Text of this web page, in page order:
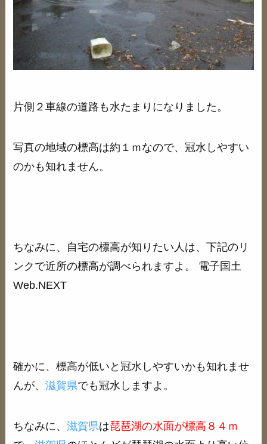
片側２車線の道路も水たまりになりました。
写真の地域の標高は約１ｍなので、冠水しやすい
のかも知れません。
ちなみに、自宅の標高が知りたい人は、下記のリ
ンクで近所の標高が調べられますよ。 電子国土
Web.NEXT
確かに、標高が低いと冠水しやすいかも知れませ
んが、滋賀県でも冠水しますよ。
ちなみに、滋賀県は琵琶湖の水面が標高８４ｍ